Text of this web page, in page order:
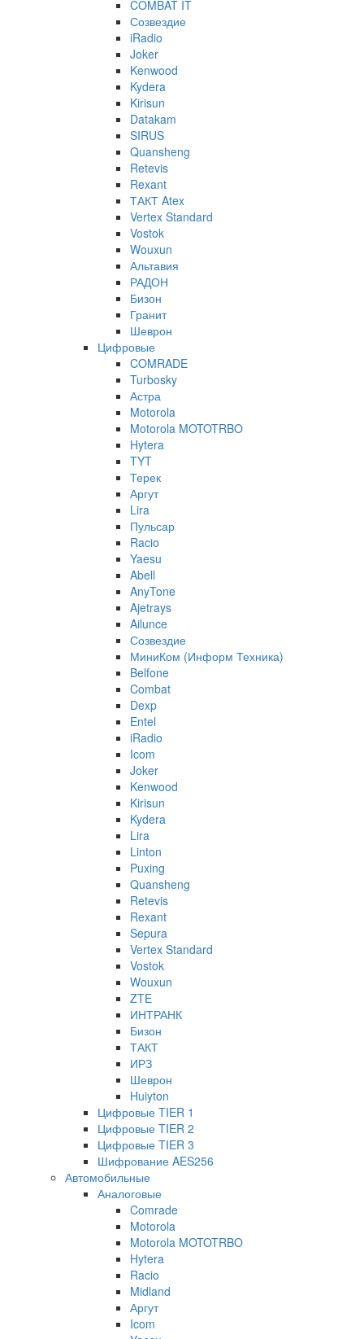
COMBAT IT
Созвездие
iRadio
Joker
Kenwood
Kydera
Kirisun
Datakam
SIRUS
Quansheng
Retevis
Rexant
ТАКТ Atex
Vertex Standard
Vostok
Wouxun
Альтавия
РАДОН
Бизон
Гранит
Шеврон
Цифровые
COMRADE
Turbosky
Астра
Motorola
Motorola MOTOTRBO
Hytera
TYT
Терек
Аргут
Lira
Пульсар
Racio
Yaesu
Abell
AnyTone
Ajetrays
Ailunce
Созвездие
МиниКом (Информ Техника)
Belfone
Combat
Dexp
Entel
iRadio
Icom
Joker
Kenwood
Kirisun
Kydera
Lira
Linton
Puxing
Quansheng
Retevis
Rexant
Sepura
Vertex Standard
Vostok
Wouxun
ZTE
ИНТРАНК
Бизон
ТАКТ
ИРЗ
Шеврон
Huiyton
Цифровые TIER 1
Цифровые TIER 2
Цифровые TIER 3
Шифрование AES256
Автомобильные
Аналоговые
Comrade
Motorola
Motorola MOTOTRBO
Hytera
Racio
Midland
Аргут
Icom